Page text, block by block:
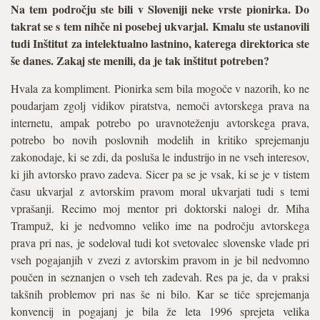
Na tem področju ste bili v Sloveniji neke vrste pionirka. Do
takrat se s tem nihče ni posebej ukvarjal. Kmalu ste ustanovili
tudi Inštitut za intelektualno lastnino, katerega direktorica ste
še danes. Zakaj ste menili, da je tak inštitut potreben?
Hvala za kompliment. Pionirka sem bila mogoče v nazorih, ko ne
poudarjam zgolj vidikov piratstva, nemoči avtorskega prava na
internetu, ampak potrebo po uravnoteženju avtorskega prava,
potrebo bo novih poslovnih modelih in kritiko sprejemanju
zakonodaje, ki se zdi, da posluša le industrijo in ne vseh interesov,
ki jih avtorsko pravo zadeva. Sicer pa se je vsak, ki se je v tistem
času ukvarjal z avtorskim pravom moral ukvarjati tudi s temi
vprašanji. Recimo moj mentor pri doktorski nalogi dr. Miha
Trampuž, ki je nedvomno veliko ime na področju avtorskega
prava pri nas, je sodeloval tudi kot svetovalec slovenske vlade pri
vseh pogajanjih v zvezi z avtorskim pravom in je bil nedvomno
poučen in seznanjen o vseh teh zadevah. Res pa je, da v praksi
takšnih problemov pri nas še ni bilo. Kar se tiče sprejemanja
konvencij in pogajanj je bila že leta 1996 sprejeta velika